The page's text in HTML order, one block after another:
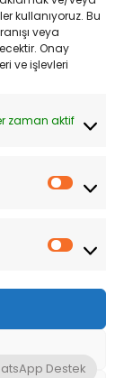
kullanıyoruz. Bu
veya
Onay
ve işlevleri
zaman aktif
sunmak için
gezinerek,
Destek